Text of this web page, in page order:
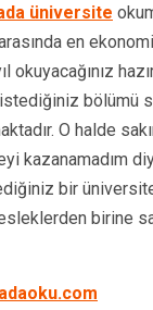
üniversite
en
okuyacağınız
bölümü
O halde
kazanamadım
bir
birine